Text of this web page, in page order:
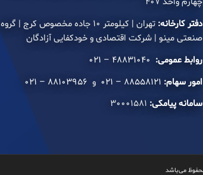
دفتر کارخانه:
تهران | کیلومتر ۱۰ جاده مخصوص کرج | گروه
صنعتی مینو | شرکت اقتصادی و خودکفایی آزادگان
روابط عمومی:
امور سهام: ۸۸۵۵۸۱۲۱ – ۰۲۱ و
سامانه پیامکی: